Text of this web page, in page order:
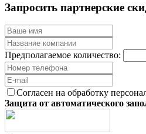
Запросить партнерские
Предполагаемое количество:
Согласен на обработку
Защита от автоматического